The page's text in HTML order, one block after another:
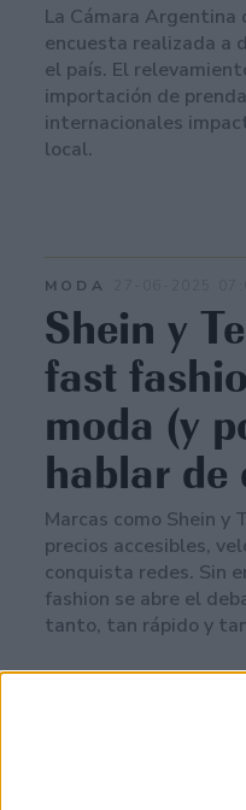
La Cámara Argentina
encuesta realizada a
el país. El
importación de
internacionales
local.
MODA
Shein y
fast
moda (y
hablar de
Marcas como Shein y
precios accesibles,
conquista redes. Sin
fashion se abre el
tanto, tan rápido y